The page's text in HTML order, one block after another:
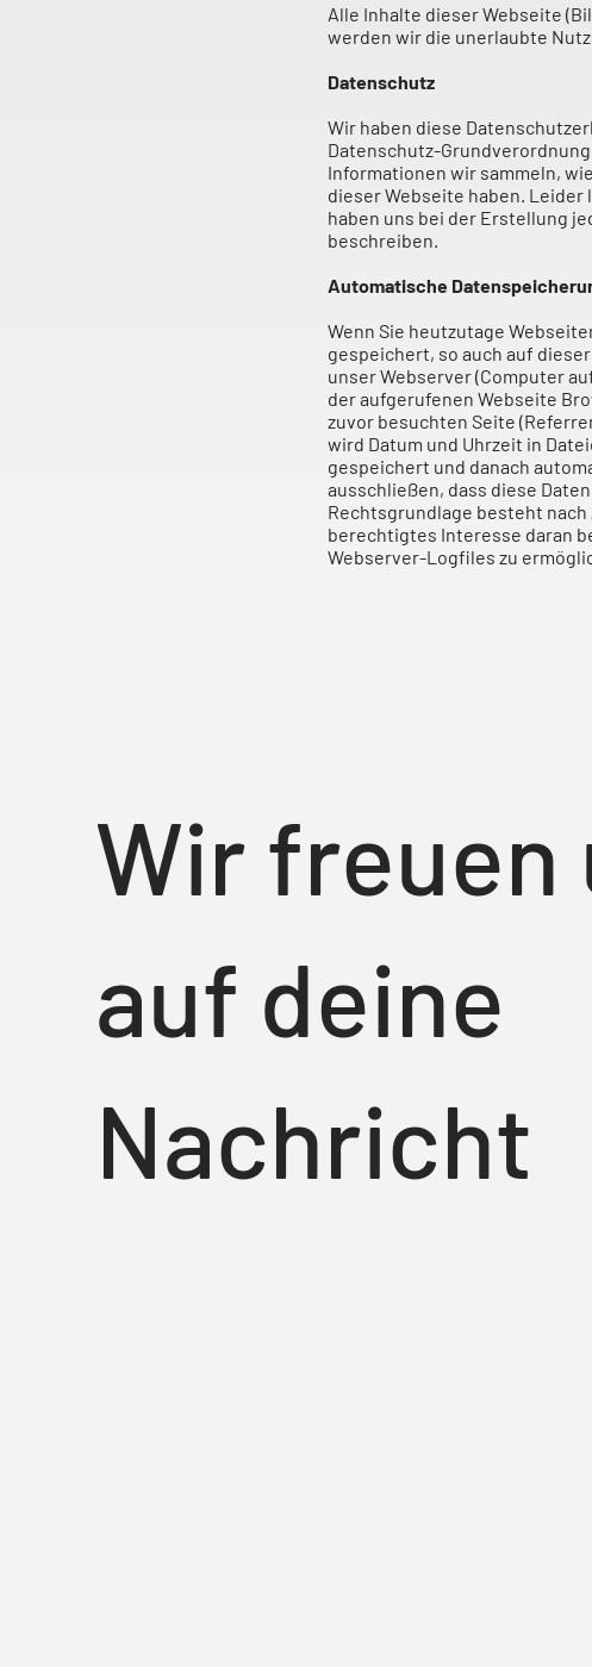
Alle Inhalte dieser Webseite
werden wir die unerlaubte
Datenschutz
Wir haben diese
Datenschutz-Grundverordnung
Informationen wir sammeln,
dieser Webseite haben.
haben uns bei der Erstellung
beschreiben.
Automatische
Wenn Sie heutzutage
gespeichert, so auch auf
unser Webserver (Computer
der aufgerufenen Webseite
zuvor besuchten Seite
wird Datum und Uhrzeit in
gespeichert und danach
ausschließen, dass diese
Rechtsgrundlage besteht nach
berechtigtes Interesse daran
Webserver-Logfiles zu
Wir freuen
auf deine
Nachricht